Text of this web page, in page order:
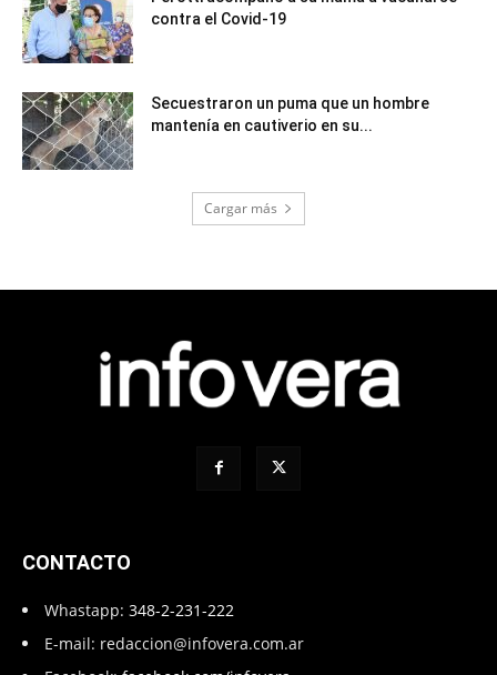
contra el Covid-19
Secuestraron un puma que un hombre
mantenía en cautiverio en su...
Cargar más
CONTACTO
Whastapp: 348-2-231-222
E-mail: redaccion@infovera.com.ar